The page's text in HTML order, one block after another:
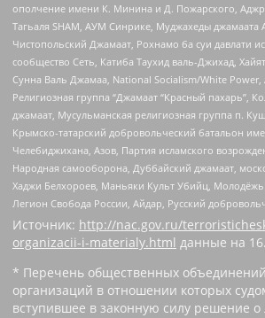
ополчение имени К. Минина и Д. Пожарского, Аджр
Тагьаля SHAM, АУМ Синрике, Муджахеды джамаата
Чистопольский Джамаат, Рохнамо ба суи давлати
сообщество Сеть, Катиба Таухид валь-Джихад,
Сунна Валь Джамаа, National Socialism/White Power,
Религиозная группа “Джамаат “Красный пахарь”,
джамаат, Мусульманская религиозная группа п.
Крымско-татарский добровольческий батальон
Челебиджихана, Азов, Партия исламского
Народная самооборона, Дуббайский джамаат,
Хаджи Белхороев, Маньяки Культ Убийц, Молодёжь
Легион Свобода России, Айдар, Русский
Источник: http://nac.gov.ru/
organizacii-i-materialy.html данные на
* Перечень общественных
организаций в отношении которых
вступившее в законную силу решение